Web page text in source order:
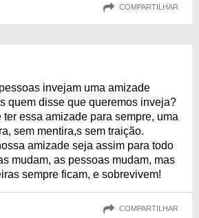
COMPARTILHAR
invejam uma amizade
quem disse que queremos inveja?
ter essa amizade para sempre, uma
sem mentira,s sem traição.
amizade seja assim para todo
mudam, as pessoas mudam, mas
sempre ficam, e sobrevivem!
COMPARTILHAR